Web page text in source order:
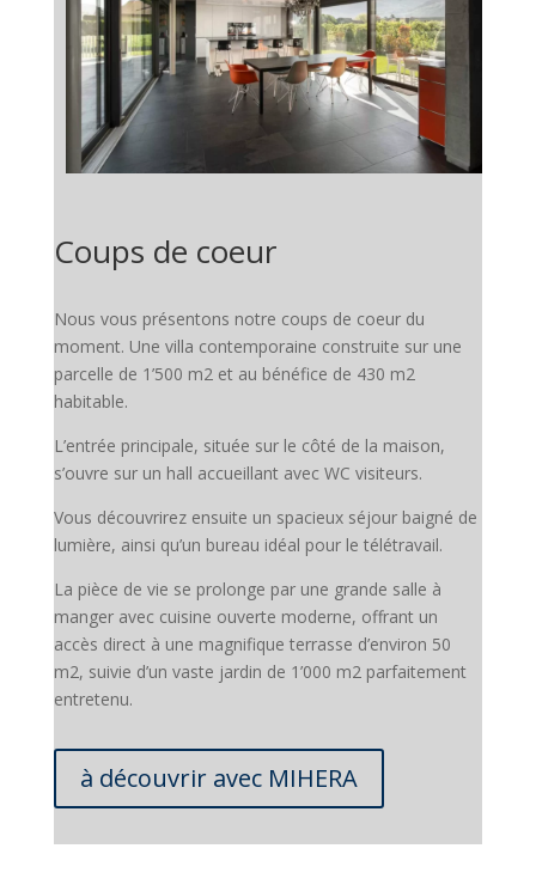
Coups de coeur
Nous vous présentons notre coups de coeur du
moment. Une villa contemporaine construite sur une
parcelle de 1’500 m2 et au bénéfice de 430 m2
habitable.
L’entrée principale, située sur le côté de la maison,
s’ouvre sur un hall accueillant avec WC visiteurs.
Vous découvrirez ensuite un spacieux séjour baigné de
lumière, ainsi qu’un bureau idéal pour le télétravail.
La pièce de vie se prolonge par une grande salle à
manger avec cuisine ouverte moderne, offrant un
accès direct à une magnifique terrasse d’environ 50
m2, suivie d’un vaste jardin de 1’000 m2 parfaitement
entretenu.
à découvrir avec MIHERA